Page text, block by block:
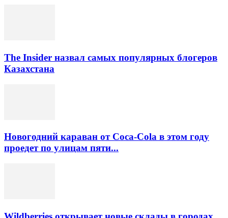
The Insider назвал самых популярных блогеров
Казахстана
Новогодний караван от Coca-Cola в этом году
проедет по улицам пяти...